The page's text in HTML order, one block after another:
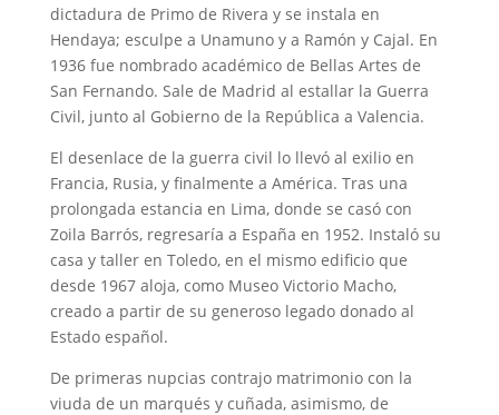
dictadura de Primo de Rivera y se instala en
Hendaya; esculpe a Unamuno y a Ramón y Cajal. En
1936 fue nombrado académico de Bellas Artes de
San Fernando. Sale de Madrid al estallar la Guerra
Civil, junto al Gobierno de la República a Valencia.
El desenlace de la guerra civil lo llevó al exilio en
Francia, Rusia, y finalmente a América. Tras una
prolongada estancia en Lima, donde se casó con
Zoila Barrós, regresaría a España en 1952. Instaló su
casa y taller en Toledo, en el mismo edificio que
desde 1967 aloja, como Museo Victorio Macho,
creado a partir de su generoso legado donado al
Estado español.
De primeras nupcias contrajo matrimonio con la
viuda de un marqués y cuñada, asimismo, de